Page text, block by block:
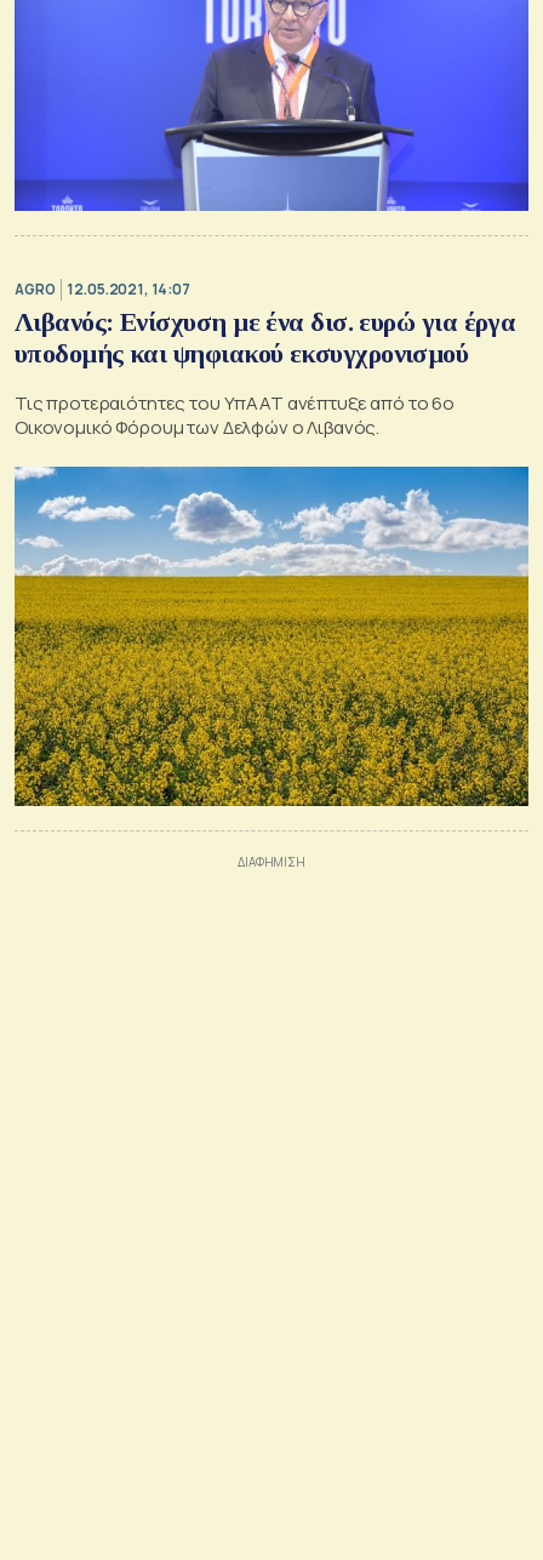
AGRO 12.05.2021, 14:07
Λιβανός: Ενίσχυση με ένα δισ. ευρώ για έργα
υποδομής και ψηφιακού εκσυγχρονισμού
Τις προτεραιότητες του ΥπΑΑΤ ανέπτυξε από το 6ο
Οικονομικό Φόρουμ των Δελφών ο Λιβανός.